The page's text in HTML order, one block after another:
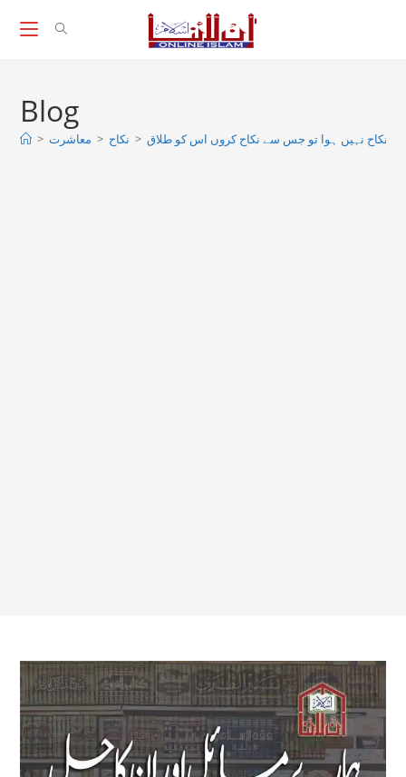
Blog
> معاشرت > نکاح > سے نکاح نہیں ہوا تو جس سے نکاح کروں اس کو طلاق